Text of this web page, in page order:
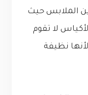
الملابس حيث
لا تقوم
نظيفة